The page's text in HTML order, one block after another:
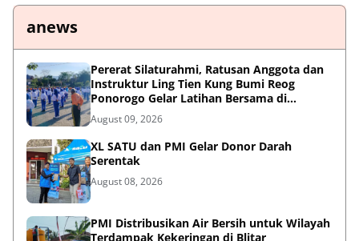
anews
Pererat Silaturahmi, Ratusan Anggota dan
Instruktur Ling Tien Kung Bumi Reog
Ponorogo Gelar Latihan Bersama di
Embung Pakel
August 09, 2026
XL SATU dan PMI Gelar Donor Darah
Serentak
August 08, 2026
PMI Distribusikan Air Bersih untuk Wilayah
Terdampak Kekeringan di Blitar